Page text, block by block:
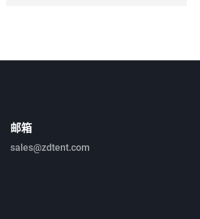
邮箱
sales@zdtent.com